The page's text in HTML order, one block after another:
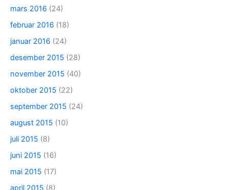
mars 2016 (24)
februar 2016 (18)
januar 2016 (24)
desember 2015 (28)
november 2015 (40)
oktober 2015 (22)
september 2015 (24)
august 2015 (10)
juli 2015 (8)
juni 2015 (16)
mai 2015 (17)
april 2015 (8)